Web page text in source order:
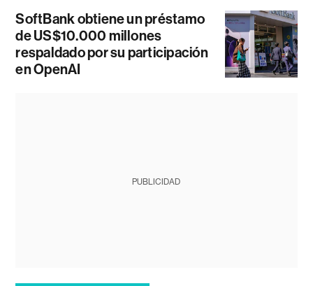
SoftBank obtiene un préstamo
de US$10.000 millones
respaldado por su participación
en OpenAI
PUBLICIDAD